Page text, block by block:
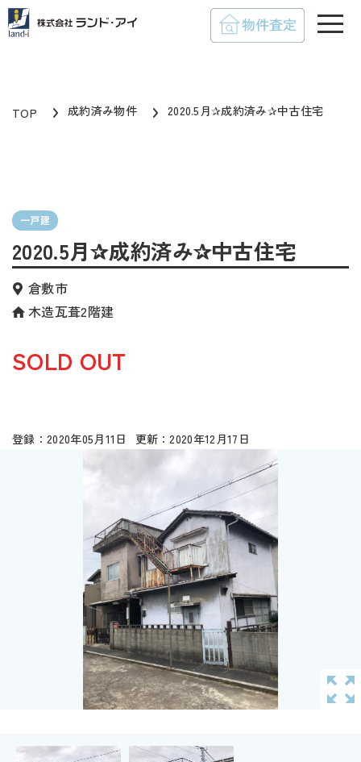
TOP 成約済み物件 2020.5月✰成約済み✰中古住宅
一戸建
2020.5月✰成約済み✰中古住宅
倉敷市
木造瓦葺2階建
SOLD OUT
2020年05月11日 2020年12月17日